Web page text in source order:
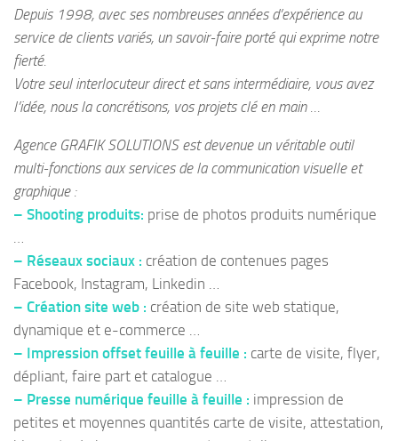
Depuis 1998, avec ses nombreuses années d’expérience au
service de clients variés, un savoir-faire porté qui exprime notre
fierté.
Votre seul interlocuteur direct et sans intermédiaire, vous avez
l’idée, nous la concrétisons, vos projets clé en main …
Agence GRAFIK SOLUTIONS est devenue un véritable outil
multi-fonctions aux services de la communication visuelle et
graphique :
– Shooting produits: prise de photos produits numérique
…
– Réseaux sociaux : création de contenues pages
Facebook, Instagram, Linkedin …
– Création site web : création de site web statique,
dynamique et e-commerce …
– Impression offset feuille à feuille : carte de visite, flyer,
dépliant, faire part et catalogue …
– Presse numérique feuille à feuille : impression de
petites et moyennes quantités carte de visite, attestation,